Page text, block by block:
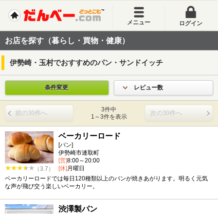
メニュー ログイン
お店を探す（暮らし・買物・健康）
伊勢崎・玉村でおすすめのパン・サンドイッチ
条件変更 レビュー数
前の30件へ
3件中
1～3件を表示
次の30件へ
（3.7）
ベーカリーロード
[パン]
伊勢崎市連取町
[営]8:00～20:00
[休]月曜日
ベーカリーロードでは毎日120種類以上のパンが焼きあがります。明るく元気
な声が飛び交う楽しいベーカリー。
渋澤製パン